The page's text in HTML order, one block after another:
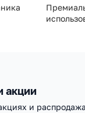
акции
и